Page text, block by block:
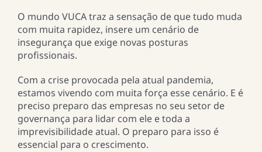
O mundo VUCA traz a sensação de que tudo muda
com muita rapidez, insere um cenário de
insegurança que exige novas posturas
profissionais.
Com a crise provocada pela atual pandemia,
estamos vivendo com muita força esse cenário. E é
preciso preparo das empresas no seu setor de
governança para lidar com ele e toda a
imprevisibilidade atual. O preparo para isso é
essencial para o crescimento.